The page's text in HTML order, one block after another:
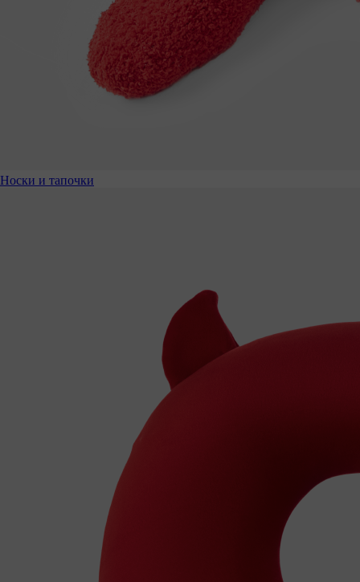
Носки и тапочки